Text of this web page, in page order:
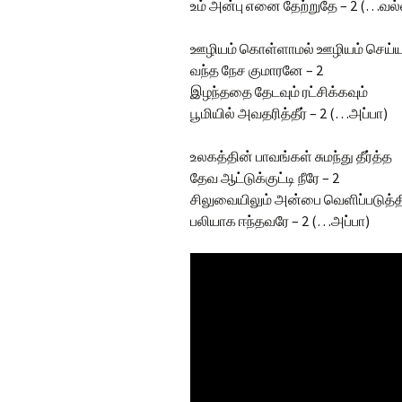
உம் அன்பு எனை தேற்றுதே – 2
ஊழியம் கொள்ளாமல் ஊழியம்
வந்த நேச குமாரனே – 2
இழந்ததை தேடவும் ரட்சிக்கவும்
பூமியில் அவதரித்தீர் – 2 (…அப்பா)
உலகத்தின் பாவங்கள் சுமந்து தீர்த்த
தேவ ஆட்டுக்குட்டி நீரே – 2
சிலுவையிலும் அன்பை
பலியாக ஈந்தவரே – 2 (…அப்பா)